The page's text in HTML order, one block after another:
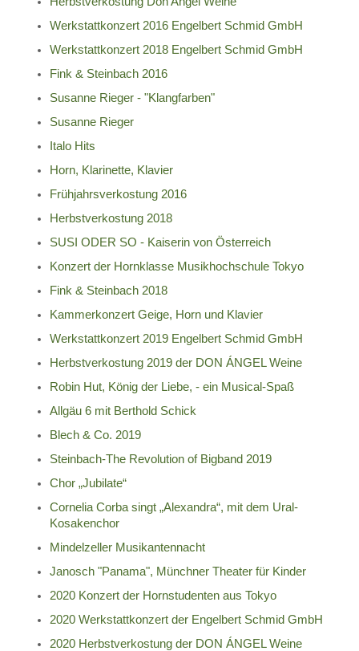
Werkstattkonzert 2016 Engelbert Schmid GmbH
Werkstattkonzert 2018 Engelbert Schmid GmbH
Fink & Steinbach 2016
Susanne Rieger - "Klangfarben"
Susanne Rieger
Italo Hits
Horn, Klarinette, Klavier
Frühjahrsverkostung 2016
Herbstverkostung 2018
SUSI ODER SO - Kaiserin von Österreich
Konzert der Hornklasse Musikhochschule Tokyo
Fink & Steinbach 2018
Kammerkonzert Geige, Horn und Klavier
Werkstattkonzert 2019 Engelbert Schmid GmbH
Herbstverkostung 2019 der DON ÁNGEL Weine
Robin Hut, König der Liebe, - ein Musical-Spaß
Allgäu 6 mit Berthold Schick
Blech & Co. 2019
Steinbach-The Revolution of Bigband 2019
Chor „Jubilate“
Cornelia Corba singt „Alexandra“, mit dem Ural-
Kosakenchor
Mindelzeller Musikantennacht
Janosch "Panama", Münchner Theater für Kinder
2020 Konzert der Hornstudenten aus Tokyo
2020 Werkstattkonzert der Engelbert Schmid GmbH
2020 Herbstverkostung der DON ÁNGEL Weine